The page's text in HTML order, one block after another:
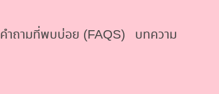
คำถามที่พบบ่อย (FAQS) บทความ